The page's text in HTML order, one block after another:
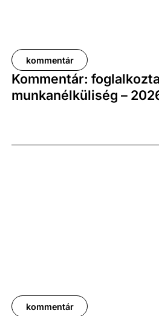
kommentár
Kommentár:
munkanélküliség –
kommentár